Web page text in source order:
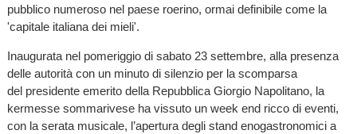
pubblico numeroso nel paese roerino, ormai definibile come la
'capitale italiana dei mieli'.
Inaugurata nel pomeriggio di sabato 23 settembre, alla presenza
delle autorità con un minuto di silenzio per la scomparsa
del presidente emerito della Repubblica Giorgio Napolitano, la
kermesse sommarivese ha vissuto un week end ricco di eventi,
con la serata musicale, l’apertura degli stand enogastronomici a